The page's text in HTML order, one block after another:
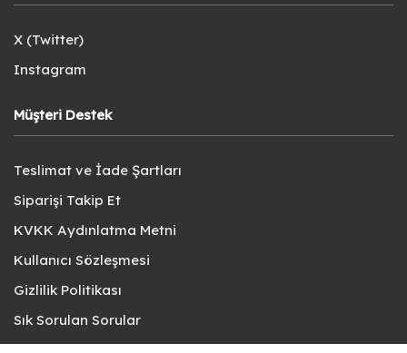
X (Twitter)
Instagram
Müşteri Destek
Teslimat ve İade Şartları
Siparişi Takip Et
KVKK Aydınlatma Metni
Kullanıcı Sözleşmesi
Gizlilik Politikası
Sık Sorulan Sorular